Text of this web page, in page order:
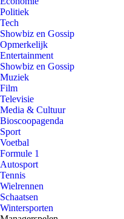
Politiek
Tech
Showbiz en Gossip
Opmerkelijk
Entertainment
Showbiz en Gossip
Muziek
Film
Televisie
Media & Cultuur
Bioscoopagenda
Sport
Voetbal
Formule 1
Autosport
Tennis
Wielrennen
Schaatsen
Wintersporten